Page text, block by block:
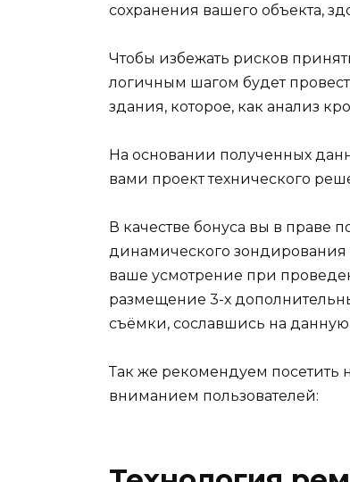
сохранения вашего объекта,
Чтобы избежать рисков
логичным шагом будет
здания, которое, как анализ
На основании полученных
вами проект технического
В качестве бонуса вы в праве
динамического
ваше усмотрение при
размещение 3-х
съёмки, сославшись на данную
Так же рекомендуем
вниманием пользователей: